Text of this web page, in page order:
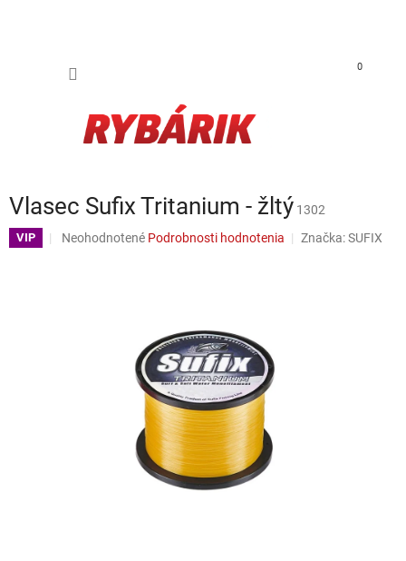
0
Vlasec Sufix Tritanium - žltý 1302
VIP Priemerné hodnotenie produktu je 0,0 z 5 hviezdičiek.
Neohodnotené Podrobnosti hodnotenia Značka:SUFIX